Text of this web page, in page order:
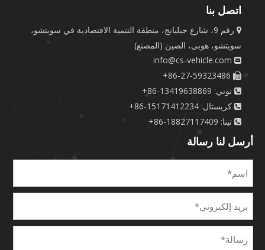
اتصل بنا

رقم 9، شارع جيليانج، منطقة التنمية الاقتصادية في سويتشو،
سويتشو، هوبى، الصين (المصنع)

info@cs-vehicle.com

 توني: 13419638869-86+
 كريستال: 15171412234-86+
 تينا: 18827117409-86+
أرسل لنا رسالة